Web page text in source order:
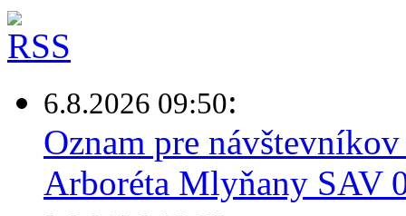
6.8.2026 09:50:
Oznam pre
Arboréta Mlyňany SAV